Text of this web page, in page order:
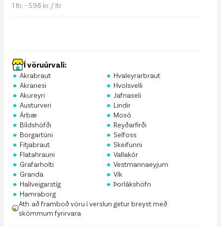
1 ltr. - 598 kr. / ltr
Í vöruúrvali:
• Akrabraut
• Akranesi
• Akureyri
• Austurveri
• Árbæ
• Bíldshöfði
• Borgartúni
• Fitjabraut
• Flatahrauni
• Grafarholti
• Granda
• Hallveigarstíg
• Hamraborg
• Hvaleyrarbraut
• Hvolsvelli
• Jafnaseli
• Lindir
• Mosó
• Reyðarfirði
• Selfoss
• Skeifunni
• Vallakór
• Vestmannaeyjum
• Vík
• Þorlákshöfn
Ath. að framboð vöru í verslun getur breyst með
skömmum fyrirvara